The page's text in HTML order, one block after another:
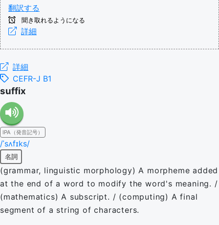
翻訳する
聞き取れるようになる
詳細
詳細
CEFR-J B1
suffix
IPA（発音記号）
/ˈsʌfɪks/
名詞
(grammar, linguistic morphology) A morpheme added
at the end of a word to modify the word's meaning. /
(mathematics) A subscript. / (computing) A final
segment of a string of characters.